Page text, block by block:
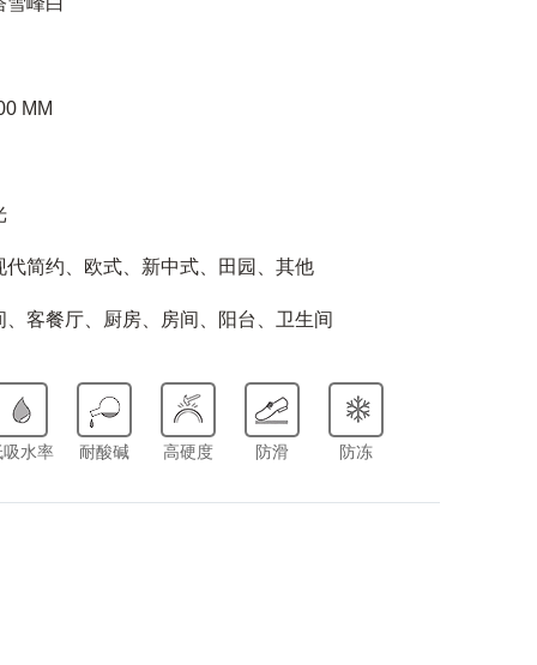
MM
代简约、欧式、新中式、田园、其他
、客餐厅、厨房、房间、阳台、卫生间
吸水率 耐酸碱 高硬度 防滑 防冻